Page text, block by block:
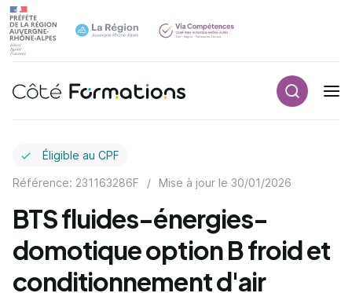
Navigation principale
Éligible au CPF
Référence: 231163286F / Mise à jour le 30/01/2026
BTS fluides-énergies-
domotique option B froid et
conditionnement d'air